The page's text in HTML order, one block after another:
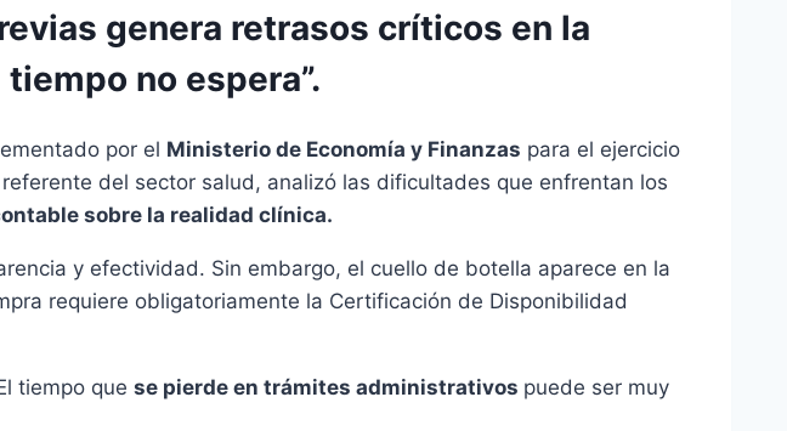
genera retrasos críticos en la
no espera”.
por el Ministerio de Economía y Finanzas para el ejercicio
del sector salud, analizó las dificultades que enfrentan los
sobre la realidad clínica.
y efectividad. Sin embargo, el cuello de botella aparece en la
requiere obligatoriamente la Certificación de Disponibilidad
tiempo que se pierde en trámites administrativos puede ser muy